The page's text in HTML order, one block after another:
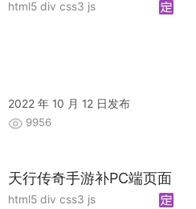
html5 div css3 js
2022 年 10 月 12 日发布
9956
天行传奇手游补PC端页面
html5 div css3 js